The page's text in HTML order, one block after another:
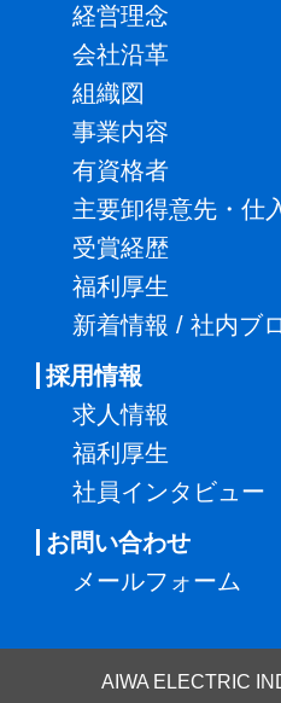
経営理念
会社沿革
組織図
事業内容
有資格者
主要卸得意先・仕
受賞経歴
福利厚生
新着情報 / 社内ブ
採用情報
求人情報
福利厚生
社員インタビュー
お問い合わせ
メールフォーム
AIWA ELECTRIC